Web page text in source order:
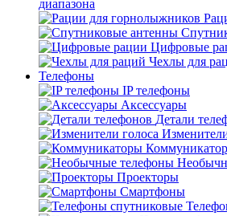
диапазона
Цифровые
Чехлы для
Телефоны
IP телефоны
Аксессуары
Детали
Проекторы
Смартфоны